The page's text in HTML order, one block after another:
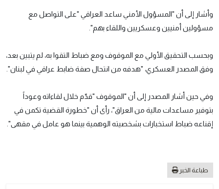
وأشار إلى أن "المسؤول الأمني ساعد العراقي "على التواصل مع
مسؤولين أمنيين وعسكريين واللقاء بهم".
وبحسب التحقيق الأولي مع الموقوف ومع ضباط التقوا به، لم يتبين بعد،
وفق المصدر العسكري، "هدفه من انتحال صفة ضابط عراقي في لبنان".
وفي حين أشار المصدر إلى أن "الموقوف "قدّم خلال لقاءاته وعوداً
بتوفير مساعدات مالية من العراق"، رأى أن "خطورة القضية تكمن في
إقناعه ضباط استخبارات بشخصيته الوهمية بينما هو عامل في مقهى".
طباعة الخبر